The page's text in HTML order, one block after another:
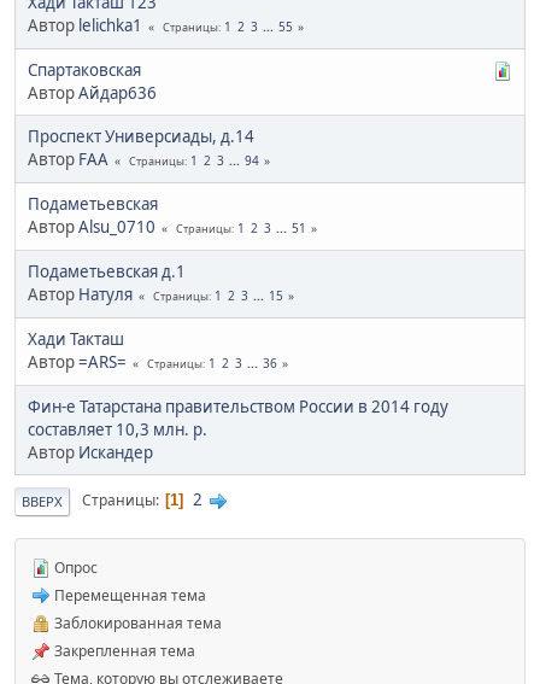
Автор lelichka1 Страницы 1 2 3 ... 55
Спартаковская
АвторАйдар636
Проспект Универсиады, д.14
Автор FAA Страницы 1 2 3 ... 94
Подаметьевская
АвторAlsu_0710 Страницы 1 2 3 ... 51
Подаметьевская д.1
Автор Натуля Страницы 1 2 3 ... 15
Хади Такташ
Автор=ARS= Страницы 1 2 3 ... 36
Фин-е Татарстана правительством России в 2014 году
составляет 10,3 млн. р.
Автор Искандер
ВВЕРХ Страницы 1 2
Опрос
Перемещенная тема
Заблокированная тема
Закрепленная тема
Тема, которую вы отслеживаете